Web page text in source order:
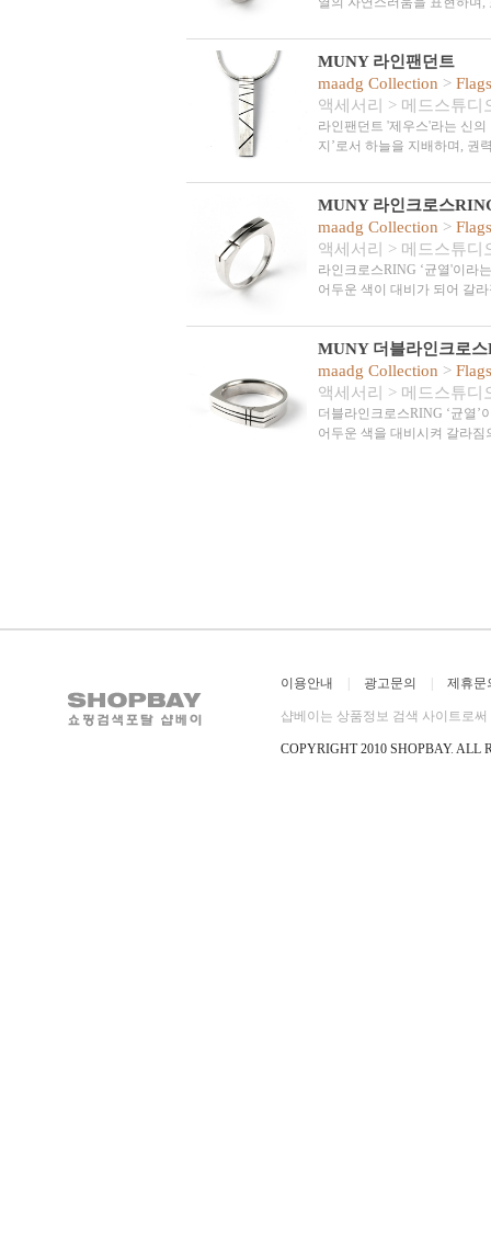
MUNY 라인팬던트
maadg Collection >
액세서리
> 메드스튜디
라인팬던트 '제우스'라는 신
지’로서 하늘을 지배하며, 권
MUNY 라인크로스
maadg Collection >
액세서리
> 메드스튜디
라인크로스RING ‘균열'이라
어두운 색이 대비가 되어 갈
MUNY 더블라인크로
maadg Collection >
액세서리
> 메드스튜디
더블라인크로스RING ‘균열
어두운 색을 대비시켜 갈라
이용안내 | 광고문의 | 제휴문
샵베이는 상품정보 검색 사이트로
COPYRIGHT 2010 SHOPBAY. ALL